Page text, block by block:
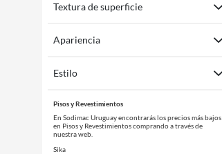
Textura de superficie
Apariencia
Estilo
Pisos y Revestimientos
En Sodimac Uruguay encontrarás los precios más bajos
en Pisos y Revestimientos comprando a través de
nuestra web.
Sika